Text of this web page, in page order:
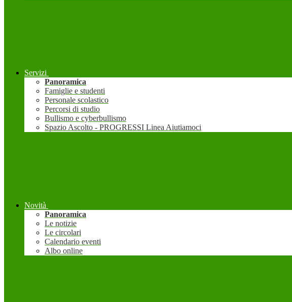
Servizi
Panoramica
Famiglie e studenti
Personale scolastico
Percorsi di studio
Bullismo e cyberbullismo
Spazio Ascolto - PROGRESSI Linea Aiutiamoci
Novità
Panoramica
Le notizie
Le circolari
Calendario eventi
Albo online